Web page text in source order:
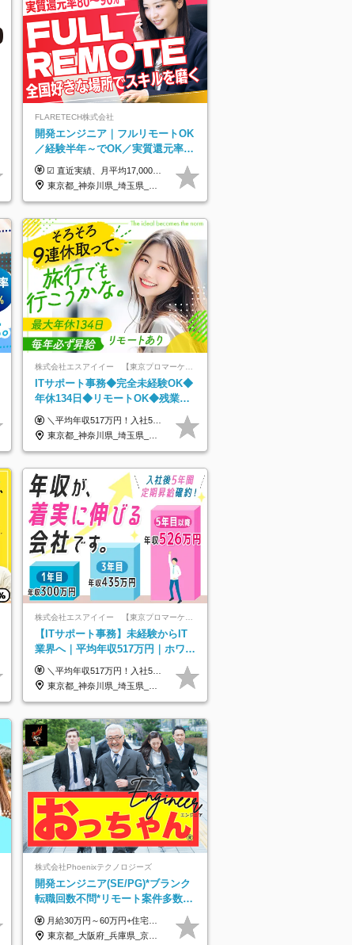
FLARETECH株式会社
開発エンジニア｜フルリモートOK
／経験半年～でOK／実質還元率80
～90%／前給保証／AI系など最先
端案件多数
☑︎ 直近実績、月平均17,000円の昇給 ☑︎ 前職給与100%保証 ☑︎ 実質還元率80～90% ☑︎ 待機時も給与は満額支給 月給35万円～70万円＋交通費など各種手当 ※想定年収：4,200,000円～10,560,000円 ※経験・能力等を考慮の上で決定します。 ※上記金額には、みなし残業手当（50時間分・104,000円～212,000円）を含みます。超過分は別途追加支給します。 ┗残業時間は月平均10時間、多い時でも20時間程度と安定しております ★単価連動型の給与体系ではないため、万が一待機になってもその間の給与は満額支給しています。 ＜1年間の昇給事例をご紹介！＞ ・20代/フロントエンドエンジニア：月給274,000円→月給362,000円（＋88,000円/月） ・20代/iOSエンジニア：月給237,000円→月給287,000円（＋50,000円/月） ・20代/Androidエンジニア：月給316,000円→月給374,000円（＋58,000円/月） ・30代/Javaエンジニア（上流）：月給340,000円→月給418,000円（＋78,000円/月） ・30代/PMO：月給340,000円→月給418,000円（＋78,000円/月）
東京都_神奈川県_埼玉県_千葉県_大阪府_愛知県_北海道_青森県_岩手県_宮城県_秋田県_山形県_福島県_茨城県_栃木県_群馬県_新潟県_山梨県_長野県_富山県_石川県_福井県_静岡県_岐阜県_三重県_兵庫県_京都府_滋賀県_奈良県_和歌山県_広島県_岡山県_鳥取県_島根県_山口県_徳島県_香川県_愛媛県_高知県_福岡県_熊本県_佐賀県_長崎県_大分県_宮崎県_鹿児島県_沖縄県
ITサポート事務◆完全未経験OK◆
年休134日◆リモートOK◆残業月
7h以下◆賞与年3回◆5年目まで必
ず昇給
＼平均年収517万円！入社5年目まで毎年必ず昇給／ ■賞与年3回 ■年収800万円以上も可 ■入社3年以上の平均年収469.2万円 月給23万2000円以上＋賞与年3回＋各種手当 ☆入社5年目まで最大1万5000円の定期昇給を確約 ┃各種手当充実 ・規定の資格を取得すれば、2000円～5万円を毎月支給（2万4000円～60万円／年） ・研修中に取得した取得率95％の資格でも研修後の給料UP ※月給は年齢・経験・能力を考慮して、優遇いたします ※上記月給金額は固定残業代（20時間/3万1300円円以上）を含み、超過分は別途支給いたします ※試用期間（6ヶ月）は月給に変動はありますが、その他待遇に差異はありません ├入社後1ヶ月～3ヶ月間は、月給20万1900円となります └上記金額は固定残業代（10時間／1万6000円）を含み、超過分は別途支給いたします
東京都_神奈川県_埼玉県_千葉県_大阪府_愛知県_北海道_青森県_岩手県_宮城県_秋田県_山形県_福島県_茨城県_栃木県_群馬県_新潟県_山梨県_長野県_富山県_石川県_福井県_静岡県_岐阜県_三重県_兵庫県_京都府_滋賀県_奈良県_和歌山県_広島県_岡山県_鳥取県_島根県_山口県_徳島県_香川県_愛媛県_高知県_福岡県_熊本県_佐賀県_長崎県_大分県_宮崎県_鹿児島県_沖縄県
【ITサポート事務】未経験からIT
業界へ｜平均年収517万円｜ホワイ
ト企業認定｜年休134日｜リモート
OK
＼平均年収517万円！入社5年目まで毎年必ず昇給／ ■賞与年3回 ■年収800万円以上も可 ■入社3年以上の平均年収469.2万円 月給23万2000円以上＋賞与年3回＋各種手当 ☆入社5年目まで最大1万5000円の定期昇給を確約 ┃各種手当充実 ・規定の資格を取得すれば、2000円～5万円を毎月支給（2万4000円～60万円／年） ・研修中に取得した取得率95％の資格でも研修後の給料UP ※月給は年齢・経験・能力を考慮して、優遇いたします ※上記月給金額は固定残業代（20時間/3万1300円円以上）を含み、超過分は別途支給いたします ※試用期間（6ヶ月）は月給に変動はありますが、その他待遇に差異はありません ├入社後1ヶ月～3ヶ月間は、月給20万1900円となります └上記金額は固定残業代（10時間／1万6000円）を含み、超過分は別途支給いたします
東京都_神奈川県_埼玉県_千葉県_大阪府_愛知県_北海道_青森県_岩手県_宮城県_秋田県_山形県_福島県_茨城県_栃木県_群馬県_新潟県_山梨県_長野県_富山県_石川県_福井県_静岡県_岐阜県_三重県_兵庫県_京都府_滋賀県_奈良県_和歌山県_広島県_岡山県_鳥取県_島根県_山口県_徳島県_香川県_愛媛県_高知県_福岡県_熊本県_佐賀県_長崎県_大分県_宮崎県_鹿児島県_沖縄県
株式会社Phoenixテクノロジーズ
開発エンジニア(SE/PG)*ブランク
転職回数不問*リモート案件多数*
残業ほぼ0*通院のための半休制度
あり
月給30万円～60万円+住宅手当+職能手当+役職手当+決算賞与+報奨金 ※経験・能力を考慮し、優遇します ※給与には20時間分のみなし時間外手当(3万7000円以上)を含みます(超過時間分は別途追加支給) ※試用期間3～6ヵ月あり(その間の給与、待遇に差異なし) ※場合によって契約社員での採用の可能性あり(面接時に応相談)
東京都_大阪府_兵庫県_京都府_福岡県